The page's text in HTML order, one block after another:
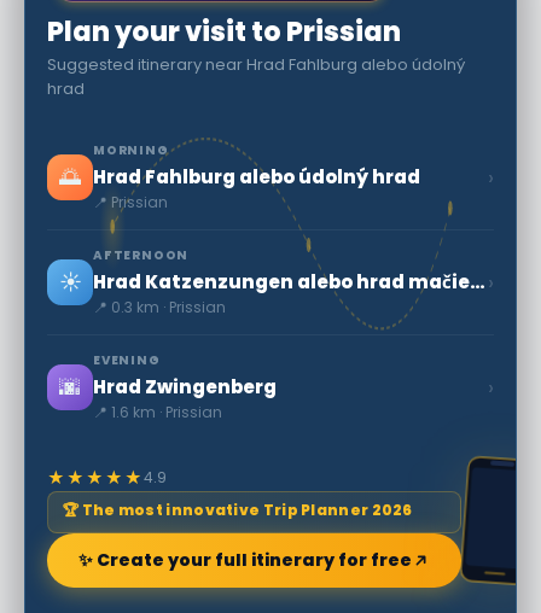
Plan your visit to Prissian
Suggested itinerary near Hrad Fahlburg alebo údolný
hrad
🌅
MORNING
Hrad Fahlburg alebo údolný hrad
📍 Prissian
›
☀️
AFTERNOON
Hrad Katzenzungen alebo hrad mačiek v Prissiano
📍 0.3 km · Prissian
›
🌆
EVENING
Hrad Zwingenberg
📍 1.6 km · Prissian
›
★★★★★4.9
🏆 The most innovative Trip Planner 2026
✨ Create your full itinerary for free